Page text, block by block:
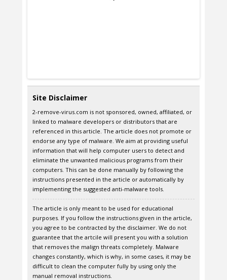
Site Disclaimer
2-remove-virus.com is not sponsored, owned, affiliated, or
linked to malware developers or distributors that are
referenced in this article. The article does not promote or
endorse any type of malware. We aim at providing useful
information that will help computer users to detect and
eliminate the unwanted malicious programs from their
computers. This can be done manually by following the
instructions presented in the article or automatically by
implementing the suggested anti-malware tools.
The article is only meant to be used for educational
purposes. If you follow the instructions given in the article,
you agree to be contracted by the disclaimer. We do not
guarantee that the artcile will present you with a solution
that removes the malign threats completely. Malware
changes constantly, which is why, in some cases, it may be
difficult to clean the computer fully by using only the
manual removal instructions.